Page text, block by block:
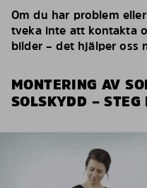
Om du har problem
tveka inte att kontakta
bilder – det hjälper oss
MONTERING AV
SOLSKYDD – STEG